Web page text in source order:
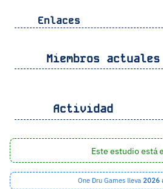
Enlaces
Miembros actuales
Actividad
Este estudio está
One Dru Games lleva 2026